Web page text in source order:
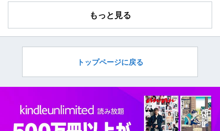
もっと見る
トップページに戻る